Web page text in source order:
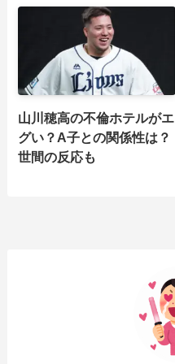
山川穂高の不倫ホテルがエ
グい？A子との関係性は？
世間の反応も